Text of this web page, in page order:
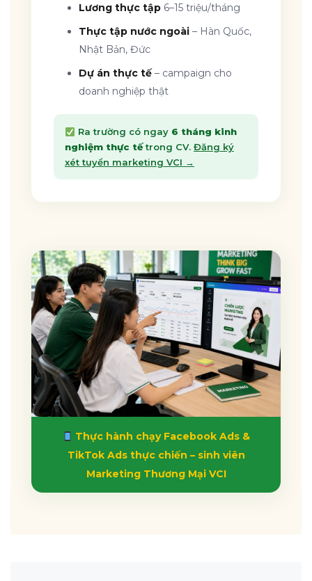
Lương thực tập 6–15 triệu/tháng
Thực tập nước ngoài – Hàn Quốc,
Nhật Bản, Đức
Dự án thực tế – campaign cho
doanh nghiệp thật
Ra trường có ngay 6 tháng kinh
nghiệm thực tếtrong CV. Đăng ký
xét tuyển marketing VCI →
Thực hành chạy Facebook Ads &
TikTok Ads thực chiến – sinh viên
Marketing Thương Mại VCI